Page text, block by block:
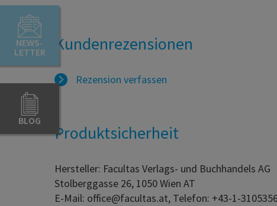
NEWS-
LETTER
BLOG
Kundenrezensionen
Rezension verfassen
Produktsicherheit
Hersteller: Facultas Verlags- und Buchhandels AG
Stolberggasse 26, 1050 Wien AT
E-Mail: office@facultas.at, Telefon: +43-1-